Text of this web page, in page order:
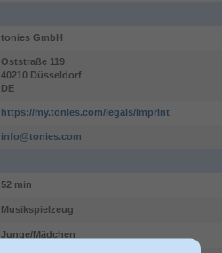
tonies GmbH
Oststraße 119
40210 Düsseldorf
DE
https://my.tonies.com/legals/imprint
info@tonies.com
52 min
Musikspielzeug
Junge/Mädchen